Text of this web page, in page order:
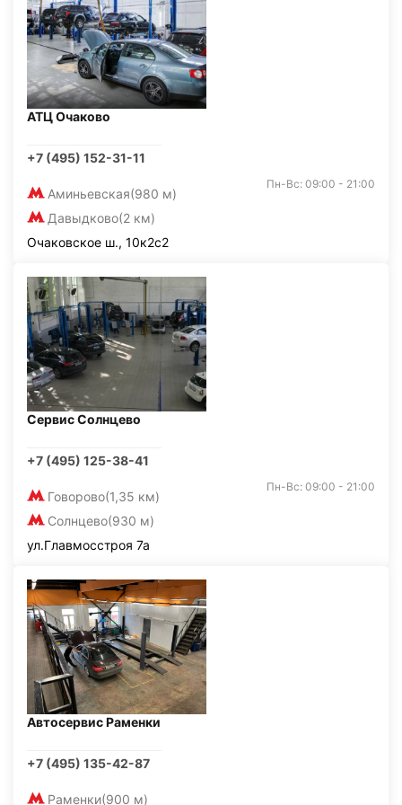
АТЦ Очаково
+7 (495) 152-31-11
Аминьевская(980 м)
Давыдково(2 км)
Пн-Вс: 09:00 - 21:00
Очаковское ш., 10к2с2
Сервис Солнцево
+7 (495) 125-38-41
Говорово(1,35 км)
Солнцево(930 м)
Пн-Вс: 09:00 - 21:00
ул.Главмосстроя 7а
Автосервис Раменки
+7 (495) 135-42-87
Раменки(900 м)